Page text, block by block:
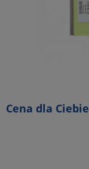
Cena dla Ciebie